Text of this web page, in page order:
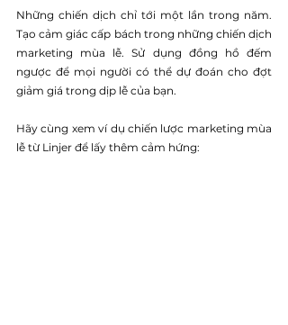
Những chiến dịch chỉ tới một lần trong năm.
Tạo cảm giác cấp bách trong những chiến dịch
marketing mùa lễ. Sử dụng đồng hồ đếm
ngược để mọi người có thể dự đoán cho đợt
giảm giá trong dịp lễ của bạn.
Hãy cùng xem ví dụ chiến lược marketing mùa
lễ từ Linjer để lấy thêm cảm hứng: